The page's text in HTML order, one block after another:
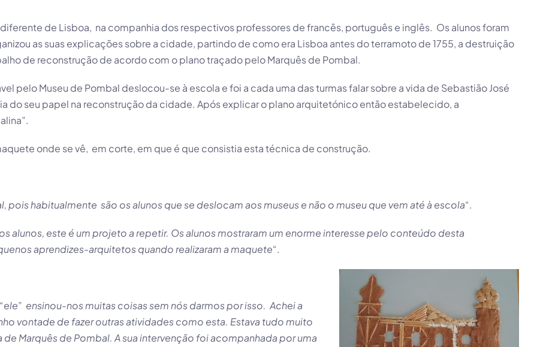
de Lisboa, na companhia dos respectivos professores de francês, português e inglês. Os alunos foram
as suas explicações sobre a cidade, partindo de como era Lisboa antes do terramoto de 1755, a destruição
de reconstrução de acordo com o plano traçado pelo Marquês de Pombal.
pelo Museu de Pombal deslocou-se à escola e foi a cada uma das turmas falar sobre a vida de Sebastião José
do seu papel na reconstrução da cidade. Após explicar o plano arquitetónico então estabelecido, a
onde se vê, em corte, em que é que consistia esta técnica de construção.
habitualmente são os alunos que se deslocam aos museus e não o museu que vem até à escola“.
alunos, este é um projeto a repetir. Os alunos mostraram um enorme interesse pelo conteúdo desta
aprendizes-arquitetos quando realizaram a maquete“.
ensinou-nos muitas coisas sem nós darmos por isso. Achei a
vontade de fazer outras atividades como esta. Estava tudo muito
de Marquês de Pombal. A sua intervenção foi acompanhada por uma